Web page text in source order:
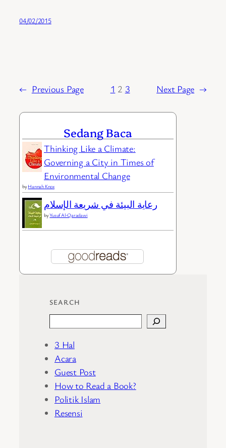
04/02/2015
← Previous Page 1 2 3 Next Page →
Sedang Baca
Thinking Like a Climate:
Governing a City in Times of
Environmental Change
byHannah Knox
رعاية البيئة في شريعة الإسلام
byYusuf Al-Qaradawi
SEARCH
3 Hal
Acara
Guest Post
How to Read a Book?
Politik Islam
Resensi